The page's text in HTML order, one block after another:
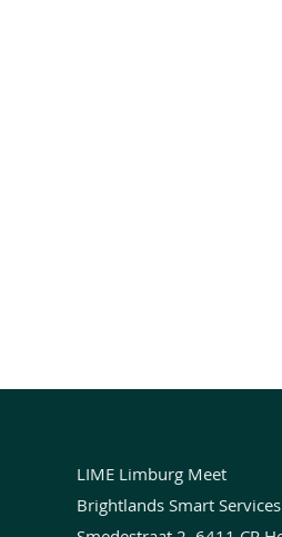
LIME Limburg Meet
Brightlands Smart